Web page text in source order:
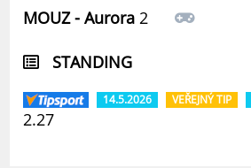
MOUZ - Aurora2
STANDING
14.5.2026 VEŘEJNÝ TIP
2.27